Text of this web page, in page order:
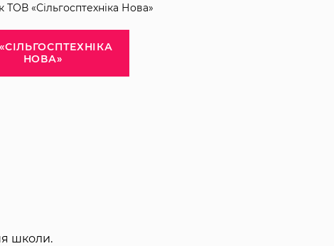
ТОВ «Сільгосптехніка Нова»
НОВА»
школи.